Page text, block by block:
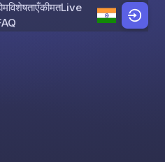
Skip to content
विशेषताएँकीमतLive